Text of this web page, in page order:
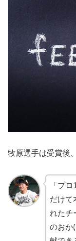
牧原選手は受賞後
「プ
だけて
れたチ
のおか